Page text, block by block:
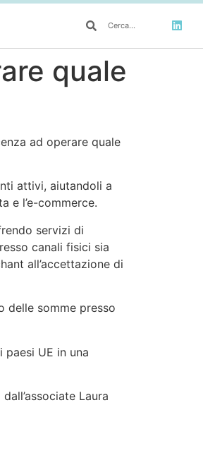
quale
ad operare quale
attivi, aiutandoli a
e l’e-commerce.
servizi di
canali fisici sia
all’accettazione di
delle somme presso
UE in una
Laura